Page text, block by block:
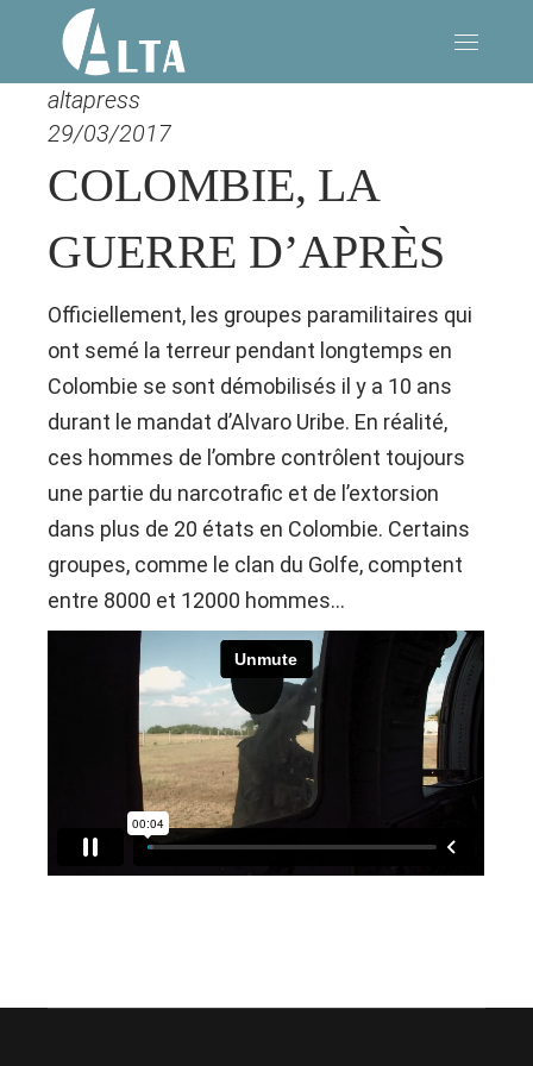
altapress
29/03/2017
COLOMBIE, LA
GUERRE D’APRÈS
Officiellement, les groupes paramilitaires qui
ont semé la terreur pendant longtemps en
Colombie se sont démobilisés il y a 10 ans
durant le mandat d’Alvaro Uribe. En réalité,
ces hommes de l’ombre contrôlent toujours
une partie du narcotrafic et de l’extorsion
dans plus de 20 états en Colombie. Certains
groupes, comme le clan du Golfe, comptent
entre 8000 et 12000 hommes…